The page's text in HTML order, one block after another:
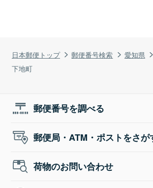
日本郵便トップ 郵便番号検索 愛知県
下地町
郵便番号を調べる
郵便局・ATM・ポストをさが
荷物のお問い合わせ